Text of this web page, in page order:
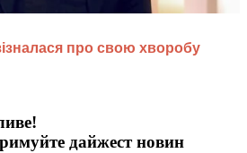
дайжест новин